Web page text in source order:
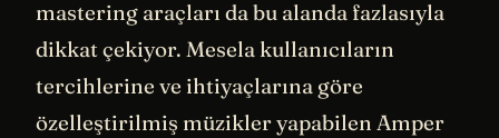
mastering araçları da bu alanda fazlasıyla
dikkat çekiyor. Mesela kullanıcıların
tercihlerine ve ihtiyaçlarına göre
özelleştirilmiş müzikler yapabilen Amper